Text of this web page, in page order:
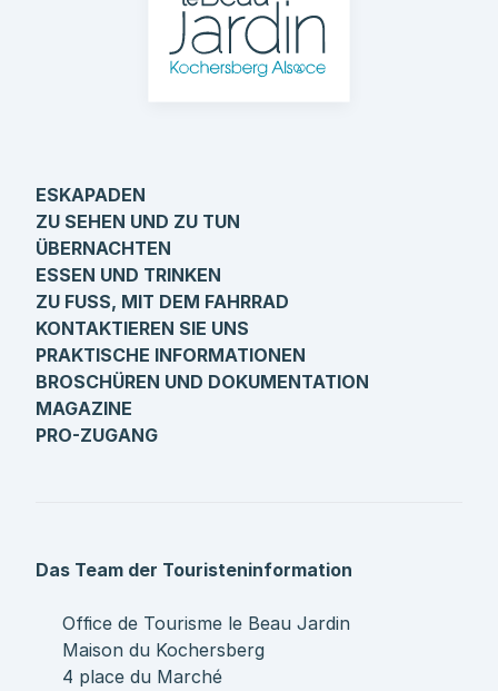
ESKAPADEN
ZU SEHEN UND ZU TUN
ÜBERNACHTEN
ESSEN UND TRINKEN
ZU FUSS, MIT DEM FAHRRAD
KONTAKTIEREN SIE UNS
PRAKTISCHE INFORMATIONEN
BROSCHÜREN UND DOKUMENTATION
MAGAZINE
PRO-ZUGANG
Das Team der Touristeninformation
Office de Tourisme le Beau Jardin
Maison du Kochersberg
4 place du Marché